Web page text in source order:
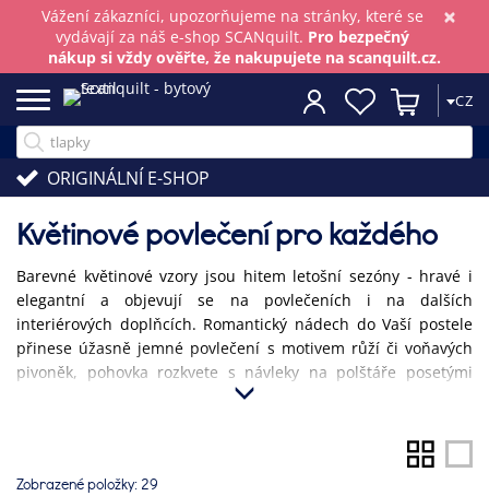
×
Vážení zákazníci, upozorňujeme na stránky, které se
vydávají za náš e-shop SCANquilt. Pro bezpečný
nákup si vždy ověřte, že nakupujete na scanquilt.cz.
CZ
ORIGINÁLNÍ E-SHOP
Květinové povlečení pro každého
Barevné květinové vzory jsou hitem letošní sezóny - hravé i
elegantní a objevují se na povlečeních i na dalších
interiérových doplňcích. Romantický nádech do Vaší postele
přinese úžasně jemné povlečení s motivem růží či voňavých
pivoněk, pohovka rozkvete s návleky na polštáře posetými
vlčími máky nebo slunečnicemi. A kuchyň krásně oživíte
Zobrazené položky: 29